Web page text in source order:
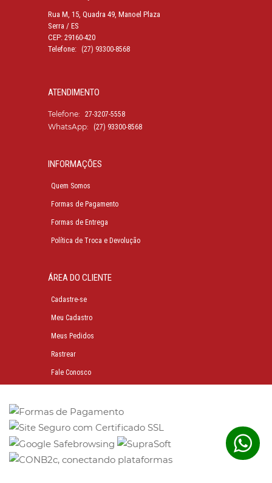
Rua M, 15, Quadra 49, Manoel Plaza
Serra / ES
CEP: 29160-420
Telefone:
(27) 93300-8568
ATENDIMENTO
Telefone: 27-3207-5558
WhatsApp: (27) 93300-8568
INFORMAÇÕES
Quem Somos
Formas de Pagamento
Formas de Entrega
Política de Troca e Devolução
ÁREA DO CLIENTE
Cadastre-se
Meu Cadastro
Meus Pedidos
Rastrear
Fale Conosco